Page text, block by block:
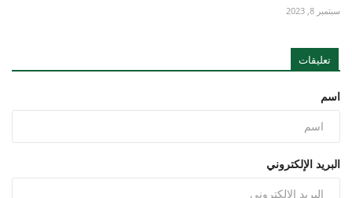
سبتمبر 8, 2023
تعليقات
اسم
البريد الإلكتروني